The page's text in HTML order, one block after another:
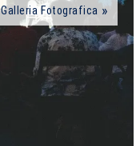
Galleria Fotografica